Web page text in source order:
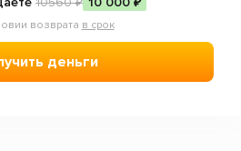
приложение
возврата в срок
деньги